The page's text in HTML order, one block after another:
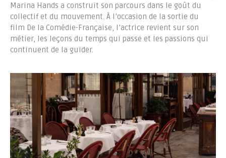
Marina Hands a construit son parcours dans le goût du
collectif et du mouvement. À l’occasion de la sortie du
film De la Comédie-Française, l’actrice revient sur son
métier, les leçons du temps qui passe et les passions qui
continuent de la guider.